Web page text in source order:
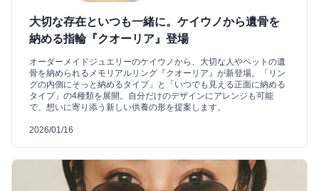
大切な存在といつも一緒に。ケイウノから遺骨を
納める指輪『クオーリア』登場
オーダーメイドジュエリーのケイウノから、大切な人やペットの遺
骨を納められるメモリアルリング『クオーリア』が新登場。「リン
グの内側にそっと納めるタイプ」と「いつでも見える正面に納める
タイプ」の4種類を展開。自分だけのデザインにアレンジも可能
で、想いに寄り添う新しい供養の形を提案します。
2026/01/16